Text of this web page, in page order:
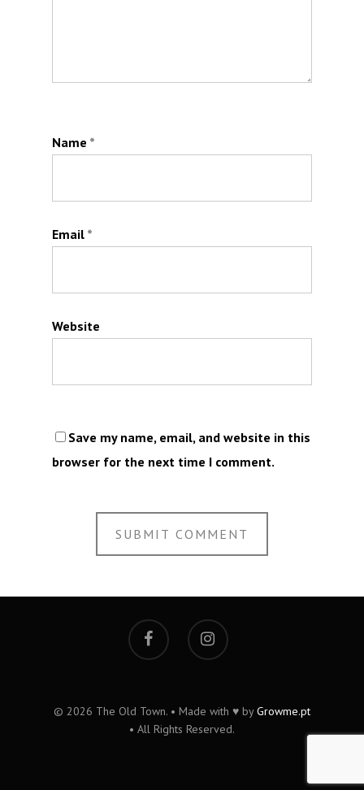
Name *
Email *
Website
Save my name, email, and website in this
browser for the next time I comment.
© 2026 The Old Town. • Made with ♥ byGrowme.pt
• All Rights Reserved.